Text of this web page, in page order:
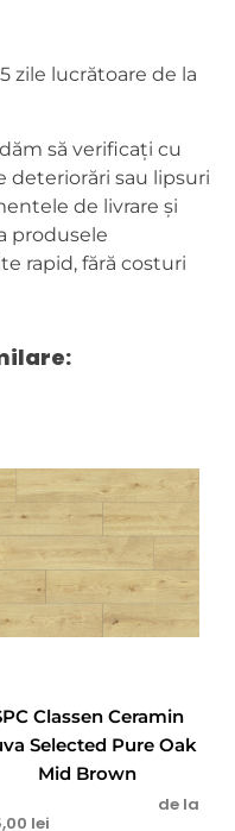
zile lucrătoare de la
să verificați cu
deteriorări sau lipsuri
de livrare și
produsele
rapid, fără costuri
Classen Ceramin
Selected Pure Oak
Mid Brown
de la
lei